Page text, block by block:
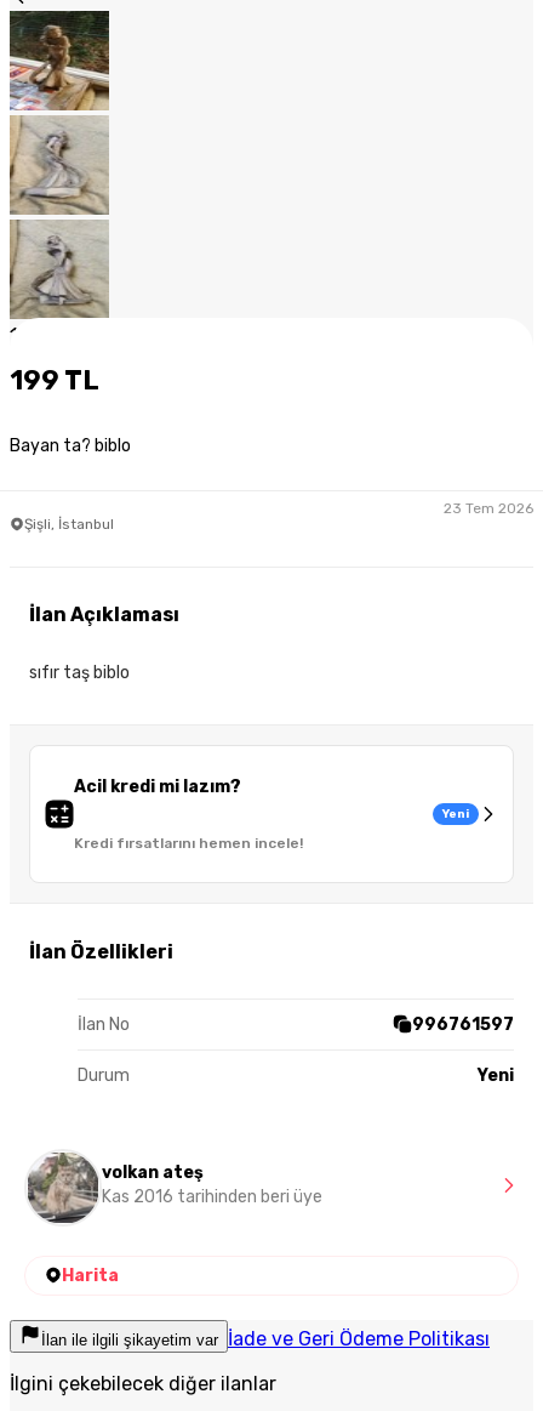
1
199 TL
Bayan ta? biblo
Şişli, İstanbul
23 Tem 2026
Acil kredi mi lazım?
Kredi fırsatlarını hemen incele!
Yeni
İlan Özellikleri
İlan No 996761597
Durum Yeni
İlan Açıklaması
sıfır taş biblo
volkan ateş
Kas 2016 tarihinden beri üye
Harita
İlan ile ilgili şikayetim var İade ve Geri Ödeme Politikası
İlgini çekebilecek diğer ilanlar